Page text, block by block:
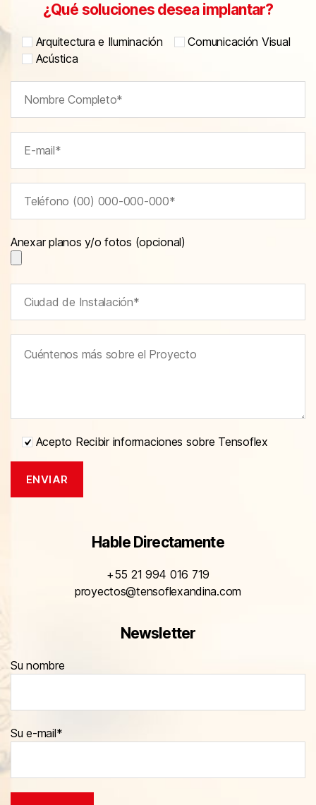
¿Qué soluciones desea implantar?
Arquitectura e Iluminación
Comunicación Visual
Acústica
Anexar planos y/o fotos (opcional)
Acepto Recibir informaciones sobre Tensoflex
Hable Directamente
+55 21 994 016 719
proyectos@tensoflexandina.com
Newsletter
Su nombre
Su e-mail*